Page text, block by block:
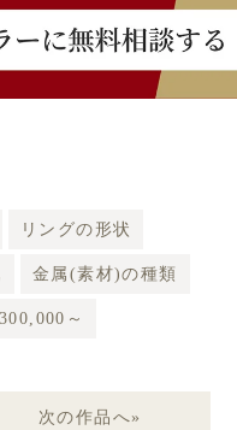
リングの形状
金属(素材)の種類
～
次の作品へ»